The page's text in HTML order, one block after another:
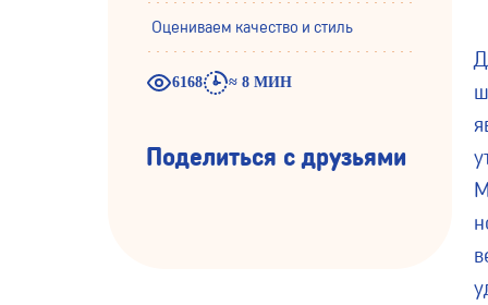
Оцениваем качество и стиль
6168 ≈ 8 МИН
Поделиться с друзьями